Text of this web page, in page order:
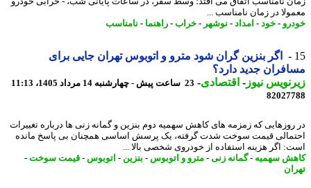
در زمان نامناسب ...
-خود -امداد -نوشهر-خراب- راهنما -نامناسب
اگر بنزین گران شود مترو و اتوبوس تهران جایی برای
جدید دارد؟
نیوز-اقتصادی-23 ساعت پیش - چهارشنبه 14 مرداد 1405، 11:13
که زمزمه های کاهش سهمیه دوم بنزین و گمانه زنی ها درباره تغییرات
قیمت سوخت شدت گرفته، یک پرسش اساسی همچنان بی پاسخ مانده
اگر هزینه استفاده از خودروی شخصی بالا ...
سهمیه-گمانه زنی - مترو و اتوبوس-بنزین- اتوبوس-قیمت سوخت-